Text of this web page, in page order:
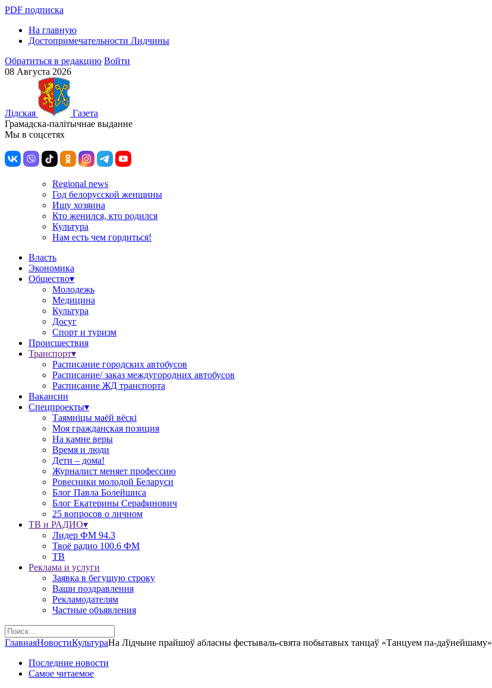
PDF подписка
На главную
Достопримечательности Лидчины
Обратиться в редакцию Войти
08 Августа 2026
Лiдская
Газета
Грамадска-палiтычнае выданне
Мы в соцсетях
Regional news
Год белорусской женщины
Ищу хозяина
Кто женился, кто родился
Культура
Нам есть чем гордиться!
Власть
Экономика
Общество▾
Молодежь
Медицина
Культура
Досуг
Спорт и туризм
Происшествия
Транспорт▾
Расписание городских автобусов
Расписание/ заказ междугородних автобусов
Расписание ЖД транспорта
Вакансии
Спецпроекты▾
Таямніцы маёй вёскі
Моя гражданская позиция
На камне веры
Время и люди
Дети – дома!
Журналист меняет профессию
Ровесники молодой Беларуси
Блог Павла Болейшиса
Блог Екатерины Серафинович
25 вопросов о личном
ТВ и РАДИО▾
Лидер ФМ 94.3
Твоё радио 100.6 ФМ
ТВ
Реклама и услуги
Заявка в бегущую строку
Ваши поздравления
Рекламодателям
Частные объявления
ГлавнаяНовостиКультураНа Лідчыне прайшоў абласны фестываль-свята побытавых танцаў «Танцуем па-даўнейшаму»
Последние новости
Самое читаемое